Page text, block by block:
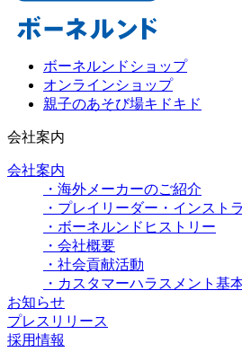
ボーネルンドショップ
オンラインショップ
親子のあそび場キドキド
会社案内
会社案内
・海外メーカーのご紹介
・プレイリーダー・インスト
・ボーネルンドヒストリー
・会社概要
・社会貢献活動
・カスタマーハラスメント基
お知らせ
プレスリリース
採用情報